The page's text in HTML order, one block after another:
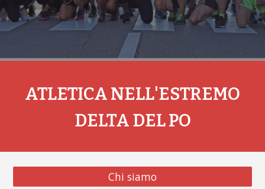
ATLETICA NELL'ESTREMO
DELTA DEL PO
Chi siamo